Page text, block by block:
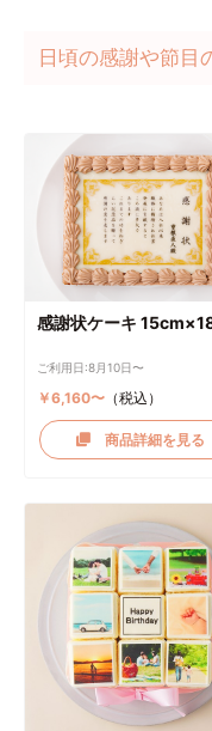
日頃の感謝や節目
感謝状ケーキ
ご利用日:8月10日〜
￥6,160〜（税込）
商品詳細を見る